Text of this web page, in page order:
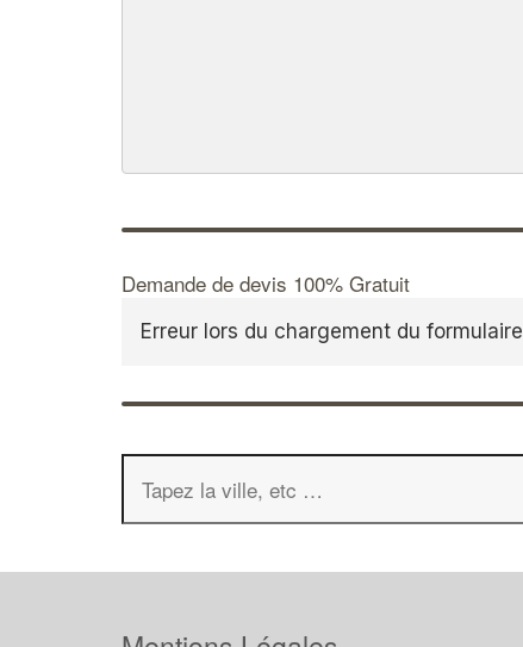
Demande de devis 100% Gratuit
Erreur lors du chargement du formulaire